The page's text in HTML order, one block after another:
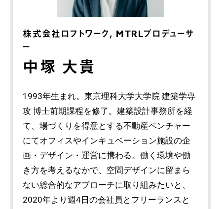
株式会社ロフトワーク, MTRLプロデューサ
ー
中塚 大貴
1993年生まれ。東京理科大学大学院 建築学専
攻 博士前期課程を修了。建築設計事務所を経
て、場づくりを得意とする不動産ベンチャー
にてオフィスやインキュベーション施設の企
画・デザイン・運営に携わる。働く環境や働
き方を考えるなかで、空間デザインに留まら
ない総合的なアプローチに取り組みたいと、
2020年より週4日の会社員とフリーランスと